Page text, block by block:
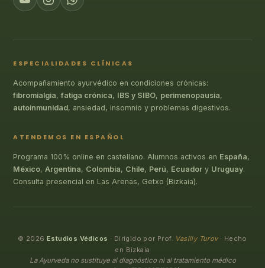
ESPECIALIDADES CLÍNICAS
Acompañamiento ayurvédico en condiciones crónicas:
fibromialgia,fatiga crónica, IBS y SIBO, perimenopausia,
autoinmunidad, ansiedad, insomnio y problemas digestivos.
ATENDEMOS EN ESPAÑOL
Programa 100% online en castellano. Alumnos activos en España,
México, Argentina, Colombia, Chile, Perú, Ecuador y Uruguay.
Consulta presencial en Las Arenas, Getxo (Bizkaia).
© 2026Estudios Védicos · Dirigido por Prof. Vasiliy Turov· Hecho
en Bizkaia
La Ayurveda no sustituye al diagnóstico ni al tratamiento médico